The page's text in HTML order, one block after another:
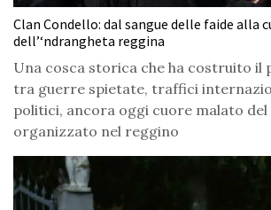
Clan Condello: dal sangue delle faide alla
dell’‘ndrangheta reggina
Una cosca storica che ha costruito
tra guerre spietate, traffici
politici, ancora oggi cuore malato
organizzato nel reggino